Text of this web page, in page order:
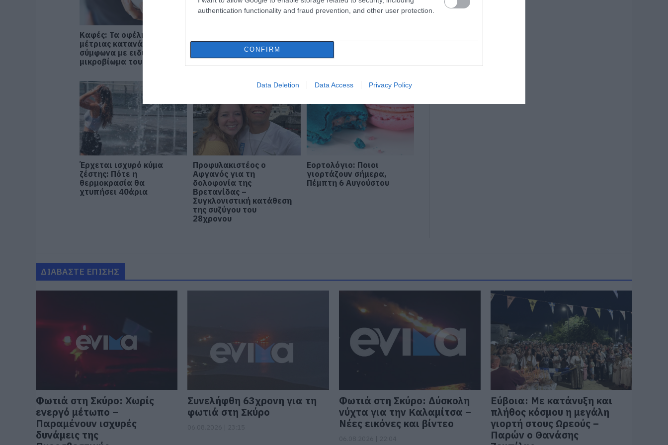
authentication functionality and fraud prevention, and other user protection.
CONFIRM
Data Deletion Data Access Privacy Policy
Καφές: Τα οφέλη της
μέτριας κατανάλωσης
σύμφωνα με ειδικό στο
μικροβίωμα του εντέρου
ενώ έκλεβε καλώδια – Οι
συνεργοί του τον
εγκατέλειψαν
44χρονος για τη φωτιά
Έρχεται ισχυρό κύμα
ζέστης: Πότε η
θερμοκρασία θα
χτυπήσει 40άρια
Προφυλακιστέος ο
Αφγανός για τη
δολοφονία της
Βρετανίδας –
Συγκλονιστική κατάθεση
της συζύγου του
28χρονου
Εορτολόγιο: Ποιοι
γιορτάζουν σήμερα,
Πέμπτη 6 Αυγούστου
ΔΙΑΒΑΣΤΕ ΕΠΙΣΗΣ
Φωτιά στη Σκύρο: Χωρίς
ενεργό μέτωπο –
Παραμένουν ισχυρές
δυνάμεις της
Συνελήφθη 63χρονη για τη
φωτιά στη Σκύρο
Φωτιά στη Σκύρο: Δύσκολη
νύχτα για την Καλαμίτσα –
Νέες εικόνες και βίντεο
Εύβοια: Με κατάνυξη και
πλήθος κόσμου η μεγάλη
γιορτή στους Ωρεούς –
Παρών ο Θανάσης